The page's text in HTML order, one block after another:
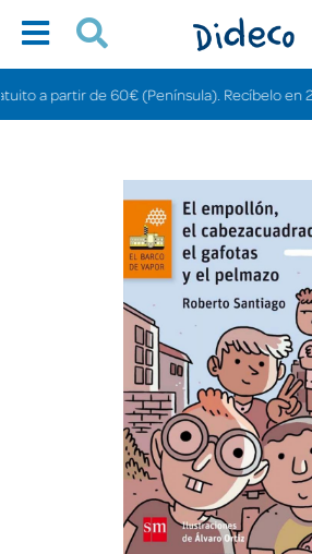
a partir de 60€ (Península). Recíbelo en 24/